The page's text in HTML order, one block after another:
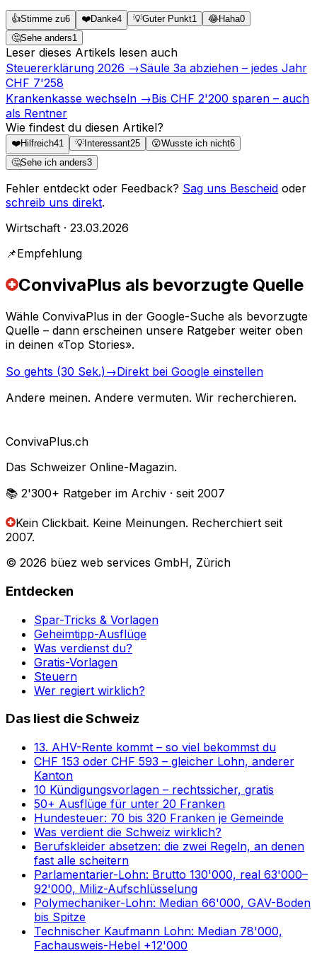
👍Stimme zu6 ❤️Danke4 💡Guter Punkt1 😂Haha0
🤔Sehe anders1
Leser dieses Artikels lesen auch
Steuererklärung 2026 →Säule 3a abziehen – jedes Jahr
CHF 7'258
Krankenkasse wechseln →Bis CHF 2'200 sparen – auch
als Rentner
Wie findest du diesen Artikel?
❤️Hilfreich41 💡Interessant25 😮Wusste ich nicht6
🤔Sehe ich anders3
Fehler entdeckt oder Feedback? Sag uns Bescheid oder
schreib uns direkt.
Wirtschaft · 23.03.2026
📌Empfehlung
ConvivaPlus als bevorzugte Quelle
Wähle ConvivaPlus in der Google-Suche als bevorzugte
Quelle – dann erscheinen unsere Ratgeber weiter oben
in deinen «Top Stories».
So gehts (30 Sek.)→Direkt bei Google einstellen
Andere meinen. Andere vermuten. Wir recherchieren.
ConvivaPlus.ch
Das Schweizer Online-Magazin.
📚 2'300+ Ratgeber im Archiv · seit 2007
Kein Clickbait. Keine Meinungen. Recherchiert seit
2007.
© 2026 büez web services GmbH, Zürich
Entdecken
Spar-Tricks & Vorlagen
Geheimtipp-Ausflüge
Was verdienst du?
Gratis-Vorlagen
Steuern
Wer regiert wirklich?
Das liest die Schweiz
13. AHV-Rente kommt – so viel bekommst du
CHF 153 oder CHF 593 – gleicher Lohn, anderer
Kanton
10 Kündigungsvorlagen – rechtssicher, gratis
50+ Ausflüge für unter 20 Franken
Hundesteuer: 70 bis 320 Franken je Gemeinde
Was verdient die Schweiz wirklich?
Berufskleider absetzen: die zwei Regeln, an denen
fast alle scheitern
Parlamentarier-Lohn: Brutto 130'000, real 63'000–
92'000, Miliz-Aufschlüsselung
Polymechaniker-Lohn: Median 66'000, GAV-Boden
bis Spitze
Technischer Kaufmann Lohn: Median 78'000,
Fachausweis-Hebel +12'000